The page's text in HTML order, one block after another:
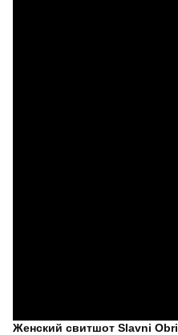
Женский свитшот Slavni Obri